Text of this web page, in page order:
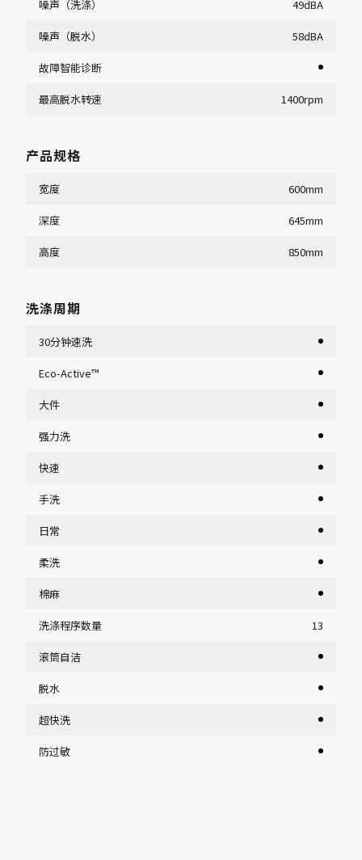
噪声（洗涤） 49dBA
噪声（脱水） 58dBA
故障智能诊断
最高脱水转速 1400rpm
产品规格
宽度 600mm
深度 645mm
高度 850mm
洗涤周期
30分钟速洗
Eco-Active™
大件
强力洗
快速
手洗
日常
柔洗
棉麻
洗涤程序数量 13
滚筒自洁
脱水
超快洗
防过敏